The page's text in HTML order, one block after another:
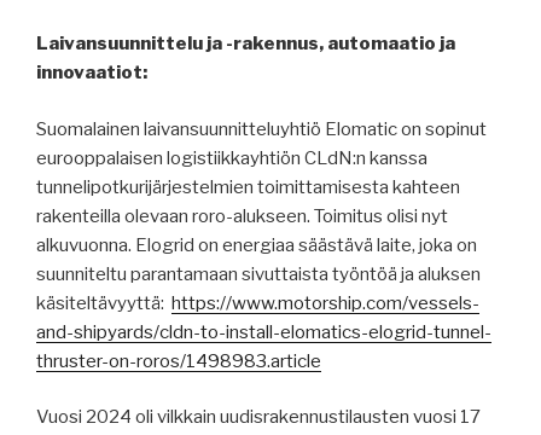
Laivansuunnittelu ja -rakennus, automaatio ja
innovaatiot:
Suomalainen laivansuunnitteluyhtiö Elomatic on sopinut
eurooppalaisen logistiikkayhtiön CLdN:n kanssa
tunnelipotkurijärjestelmien toimittamisesta kahteen
rakenteilla olevaan roro-alukseen. Toimitus olisi nyt
alkuvuonna. Elogrid on energiaa säästävä laite, joka on
suunniteltu parantamaan sivuttaista työntöä ja aluksen
käsiteltävyyttä: https://www.motorship.com/vessels-
and-shipyards/cldn-to-install-elomatics-elogrid-tunnel-
thruster-on-roros/1498983.article
Vuosi 2024 oli vilkkain uudisrakennustilausten vuosi 17